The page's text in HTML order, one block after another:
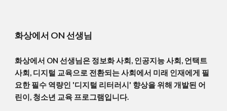
화상에서 ON 선생님
화상에서 ON 선생님은 정보화 사회, 인공지능 사회, 언택트
사회, 디지털 교육으로 전환되는 사회에서 미래 인재에게 필
요한 필수 역량인 '디지털 리터러시' 향상을 위해 개발된 어
린이, 청소년 교육 프로그램입니다.